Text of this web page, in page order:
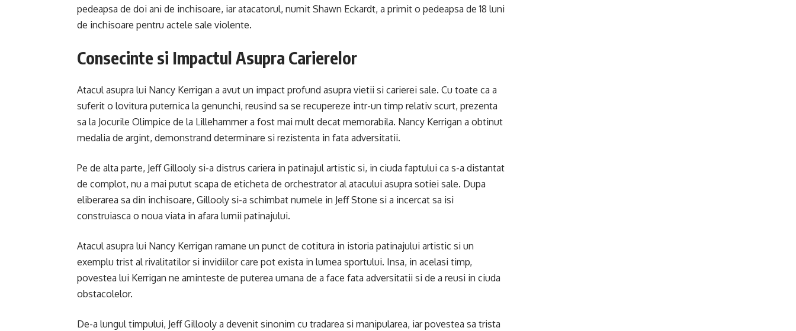
pedeapsa de doi ani de inchisoare, iar atacatorul, numit Shawn Eckardt, a primit o pedeapsa de 18 luni
de inchisoare pentru actele sale violente.
Consecinte si Impactul Asupra Carierelor
Atacul asupra lui Nancy Kerrigan a avut un impact profund asupra vietii si carierei sale. Cu toate ca a
suferit o lovitura puternica la genunchi, reusind sa se recupereze intr-un timp relativ scurt, prezenta
sa la Jocurile Olimpice de la Lillehammer a fost mai mult decat memorabila. Nancy Kerrigan a obtinut
medalia de argint, demonstrand determinare si rezistenta in fata adversitatii.
Pe de alta parte, Jeff Gillooly si-a distrus cariera in patinajul artistic si, in ciuda faptului ca s-a distantat
de complot, nu a mai putut scapa de eticheta de orchestrator al atacului asupra sotiei sale. Dupa
eliberarea sa din inchisoare, Gillooly si-a schimbat numele in Jeff Stone si a incercat sa isi
construiasca o noua viata in afara lumii patinajului.
Atacul asupra lui Nancy Kerrigan ramane un punct de cotitura in istoria patinajului artistic si un
exemplu trist al rivalitatilor si invidiilor care pot exista in lumea sportului. Insa, in acelasi timp,
povestea lui Kerrigan ne aminteste de puterea umana de a face fata adversitatii si de a reusi in ciuda
obstacolelor.
De-a lungul timpului, Jeff Gillooly a devenit sinonim cu tradarea si manipularea, iar povestea sa trista